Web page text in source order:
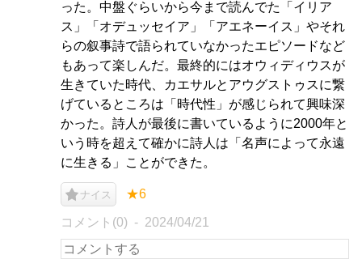
った。中盤ぐらいから今まで読んでた「イリア
ス」「オデュッセイア」「アエネーイス」やそれ
らの叙事詩で語られていなかったエピソードなど
もあって楽しんだ。最終的にはオウィディウスが
生きていた時代、カエサルとアウグストゥスに繋
げているところは「時代性」が感じられて興味深
かった。詩人が最後に書いているように2000年と
いう時を超えて確かに詩人は「名声によって永遠
に生きる」ことができた。
ナイス ★6
コメント(0) 2024/04/21